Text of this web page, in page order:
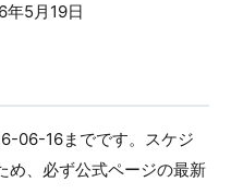
年5月19日
06-16までです。スケジ
め、必ず公式ページの最新